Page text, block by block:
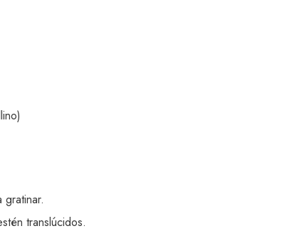
translúcidos.